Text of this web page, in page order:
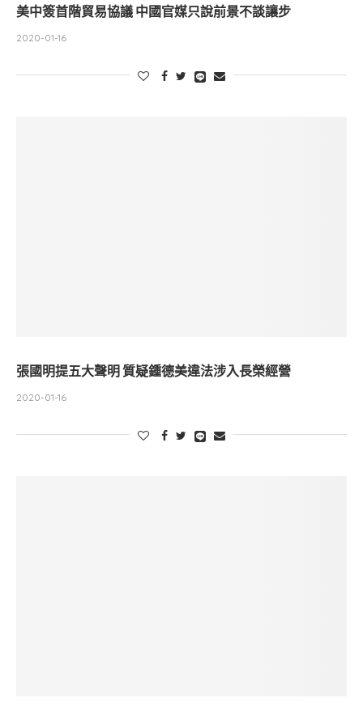
美中簽首階貿易協議 中國官媒只說前景不談讓步
2020-01-16
張國明提五大聲明 質疑鍾德美違法涉入長榮經營
2020-01-16